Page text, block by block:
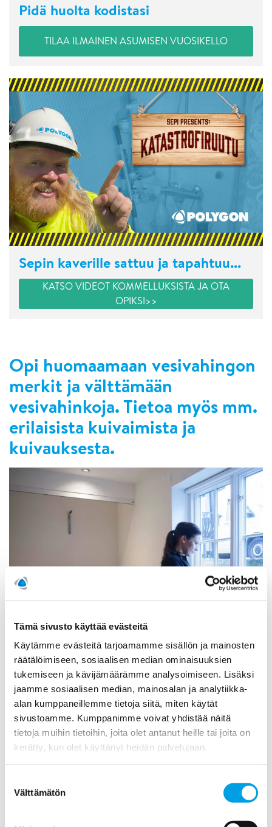
Tämä sivusto käyttää evästeitä
Käytämme evästeitä tarjoamamme sisällön ja mainosten
räätälöimiseen, sosiaalisen median ominaisuuksien
tukemiseen ja kävijämäärämme analysoimiseen. Lisäksi
jaamme sosiaalisen median, mainosalan ja analytiikka-
alan kumppaneillemme tietoja siitä, miten käytät
sivustoamme. Kumppanimme voivat yhdistää näitä
tietoja muihin tietoihin, joita olet antanut heille tai joita on
kerätty, kun olet käyttänyt heidän palvelujaan.
valinta
Välttämätön
Pidä huolta kodistasi
TILAA ILMAINEN ASUMISEN VUOSIKELLO
Sepin kaverille sattuu ja tapahtuu...
KATSO VIDEOT KOMMELLUKSISTA JA OTA
OPIKSI>>
Opi huomaamaan vesivahingon
merkit ja välttämään
vesivahinkoja. Tietoa myös mm.
erilaisista kuivaimista ja
kuivauksesta.
Vesivahingon tai kosteusvaurion kartoitus
Pienenkin vesivahingon jälkeen on hyvä kartoittaa tilanne
riittävän huolellisesti.